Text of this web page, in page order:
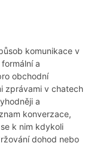
komunikace v
a
obchodní
zprávami v chatech
a
konverzace,
k nim kdykoli
dohod nebo